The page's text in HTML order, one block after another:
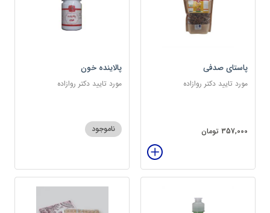
پاستای صدفی
مورد تایید دکتر روازاده
357,000 تومان
پالاینده خون
مورد تایید دکتر روازاده
ناموجود